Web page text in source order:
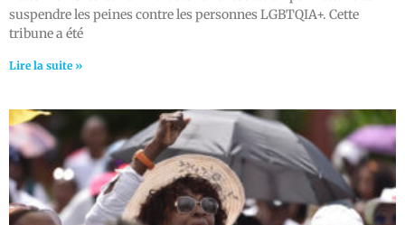
suspendre les peines contre les personnes LGBTQIA+. Cette
tribune a été
Lire la suite »